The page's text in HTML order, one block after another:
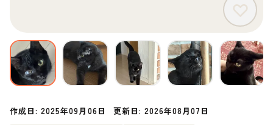
作成日:2025年09月06日 更新日: 2026年08月07日